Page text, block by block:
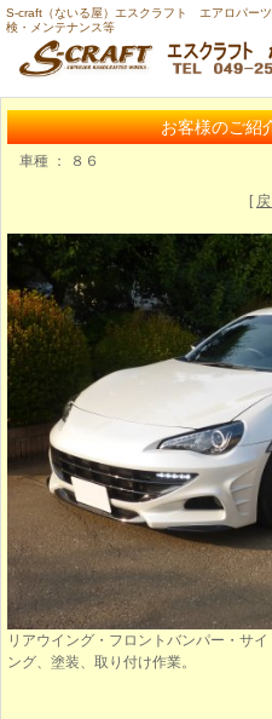
S-craft（ないる屋）エスクラフト エアロパー
検・メンテナンス等
お客様のご
車種 ： ８６
[
リアウイング・フロントバンパー・サ
ング、塗装、取り付け作業。